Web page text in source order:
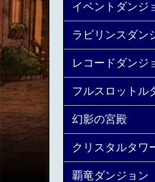
イベントダンジ
ラビリンスダン
レコードダンジ
フルスロットル
幻影の宮殿
クリスタルタワ
覇竜ダンジョン